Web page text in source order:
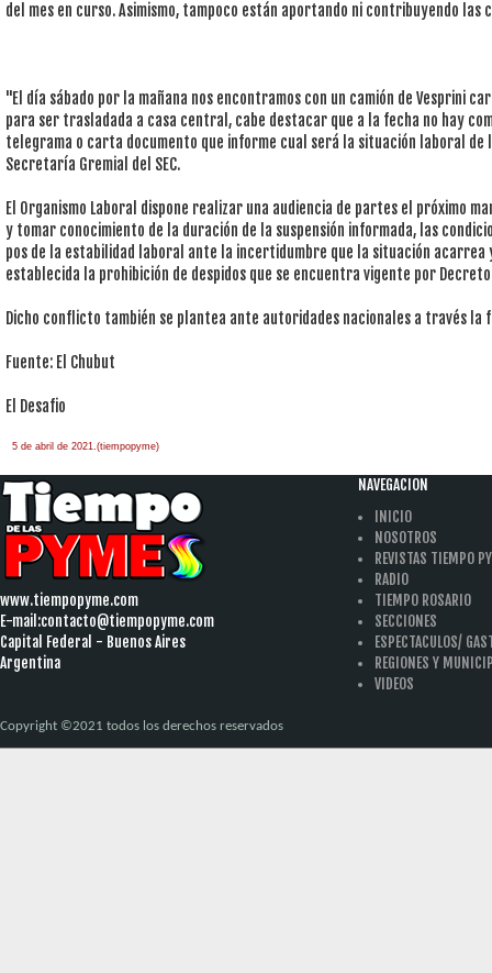
del mes en curso. Asimismo, tampoco están aportando ni contribuyendo las
"El día sábado por la mañana nos encontramos con un camión de Vesprini
para ser trasladada a casa central, cabe destacar que a la fecha no hay
telegrama o carta documento que informe cual será la situación laboral de
Secretaría Gremial del SEC.
El Organismo Laboral dispone realizar una audiencia de partes el próximo
y tomar conocimiento de la duración de la suspensión informada, las
pos de la estabilidad laboral ante la incertidumbre que la situación acarrea
establecida la prohibición de despidos que se encuentra vigente por Decreto
Dicho conflicto también se plantea ante autoridades nacionales a través la
Fuente: El Chubut
El Desafio
5 de abril de 2021.(tiempopyme)
www.tiempopyme.com
E-mail:contacto@tiempopyme.com
Capital Federal - Buenos Aires
Argentina
NAVEGACION
INICIO
NOSOTROS
REVISTAS TIEMPO
RADIO
TIEMPO ROSARIO
SECCIONES
ESPECTACULOS/
REGIONES Y
VIDEOS
Copyright ©2021 todos los derechos reservados